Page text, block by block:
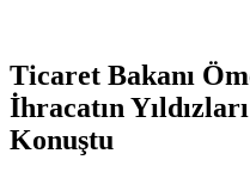
Ticaret Bakanı
İhracatın
Konuştu